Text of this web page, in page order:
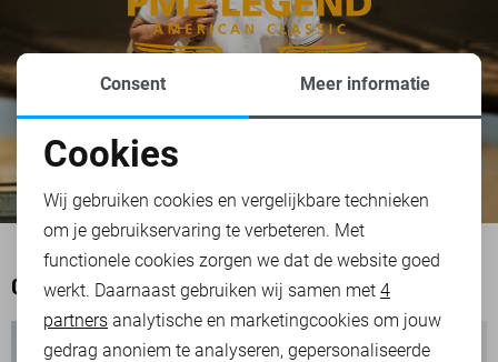
OOK HET BEKIJKEN WAARD
Noodzakelijke cookies
Personalisatie cookies
Analytische cookies
Marketing cookies
Consent Meer informatie
Cookies
Wij gebruiken cookies en vergelijkbare technieken
om je gebruikservaring te verbeteren. Met
functionele cookies zorgen we dat de website goed
werkt. Daarnaast gebruiken wij samen met 4
partners analytische en marketingcookies om jouw
gedrag anoniem te analyseren, gepersonaliseerde